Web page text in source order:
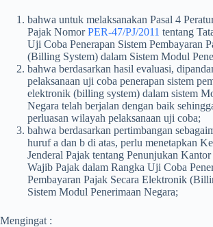
bahwa untuk melaksanakan Pasal 4
Pajak NomorPER-47/PJ/2011 tentang
Uji Coba Penerapan Sistem Pembayaran
(Billing System) dalam Sistem Modul
bahwa berdasarkan hasil evaluasi,
pelaksanaan uji coba penerapan sistem
elektronik (billing system) dalam sistem
Negara telah berjalan dengan baik
perluasan wilayah pelaksanaan uji coba;
bahwa berdasarkan pertimbangan
huruf a dan b di atas, perlu menetapkan
Jenderal Pajak tentang Penunjukan
Wajib Pajak dalam Rangka Uji Coba
Pembayaran Pajak Secara Elektronik
Sistem Modul Penerimaan Negara;
Mengingat :